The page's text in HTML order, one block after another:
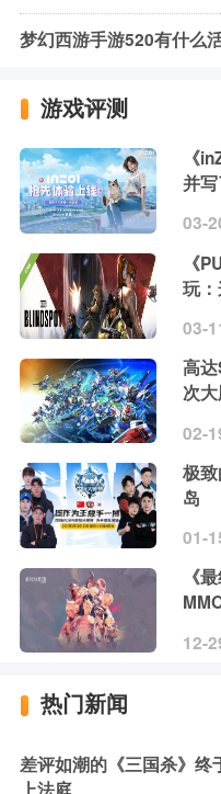
游戏评测
《
并
03-
《
玩
03-
高
次
02-
极
岛
01-
《
12-
热门新闻
差评如潮的《三国杀》终
上法庭